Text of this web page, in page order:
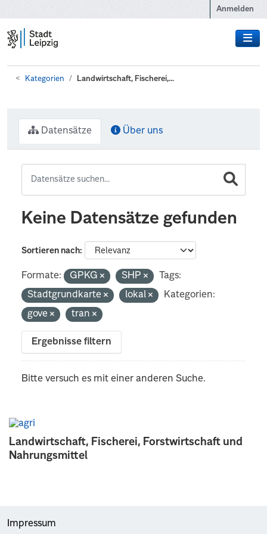
Anmelden
Kategorien Landwirtschaft, Fischerei,...
Landwirtschaft, Fischerei, Forstwirtschaft und
Nahrungsmittel
Datensätze Über uns
Keine Datensätze gefunden
Sortieren nach
Formate: GPKG SHP
Tags:
Stadtgrundkarte
lokal
Kategorien:
gove
tran
Ergebnisse filtern
Bitte versuch es mit einer anderen Suche.
Impressum